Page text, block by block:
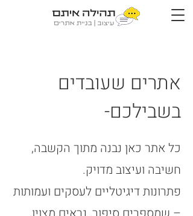
אתרים שעובדים
בשבילכם-
כל אתר כאן נבנה מתוך הקשבה,
חשיבה ועיצוב מדויק.
פתרונות דיגיטליים לעסקים ועמותות